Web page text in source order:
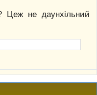
Цеж не даунхільний